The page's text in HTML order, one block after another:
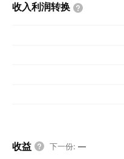
收入利润转换
收益 下一份: —